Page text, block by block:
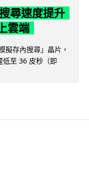
尋速度提升
雲端
擬存內搜尋」晶片，
低至 36 皮秒（即